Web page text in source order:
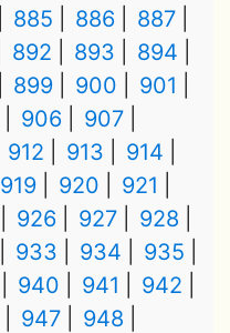
885 886
887
892 893
894
899 900
901
906
907
912 913
914
919 920
921
926 927
928
933 934
935
940 941
942
947
948